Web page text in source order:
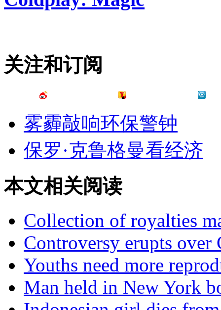
关注和订阅
雾霾敲响环保警钟
保罗·克鲁格曼看经济
本文相关阅读
Collection of royalties
Controversy erupts
Youths need more
Man held in New York